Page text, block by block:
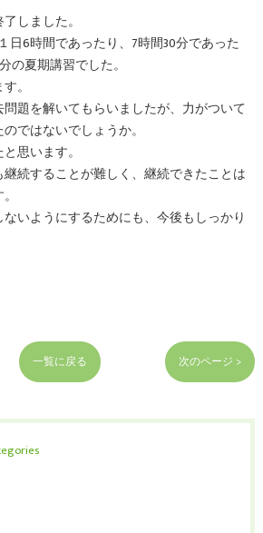
しました。
日6時間であったり、7時間30分であった
の夏期講習でした。
。
題を解いてもらいましたが、力がついて
ではないでしょうか。
思います。
継続することが難しく、継続できたことは
いようにするためにも、今後もしっかり
一覧に戻る 次のページ >